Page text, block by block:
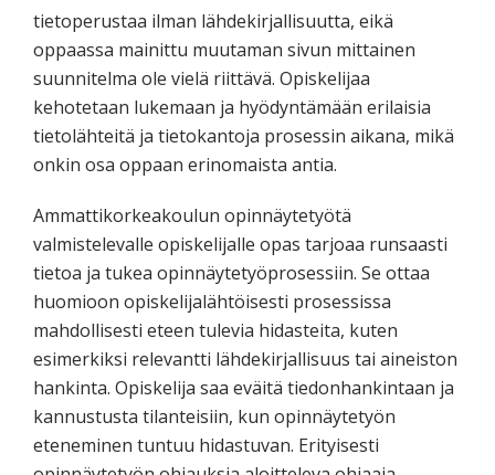
tietoperustaa ilman lähdekirjallisuutta, eikä
oppaassa mainittu muutaman sivun mittainen
suunnitelma ole vielä riittävä. Opiskelijaa
kehotetaan lukemaan ja hyödyntämään erilaisia
tietolähteitä ja tietokantoja prosessin aikana, mikä
onkin osa oppaan erinomaista antia.
Ammattikorkeakoulun opinnäytetyötä
valmistelevalle opiskelijalle opas tarjoaa runsaasti
tietoa ja tukea opinnäytetyöprosessiin. Se ottaa
huomioon opiskelijalähtöisesti prosessissa
mahdollisesti eteen tulevia hidasteita, kuten
esimerkiksi relevantti lähdekirjallisuus tai aineiston
hankinta. Opiskelija saa eväitä tiedonhankintaan ja
kannustusta tilanteisiin, kun opinnäytetyön
eteneminen tuntuu hidastuvan. Erityisesti